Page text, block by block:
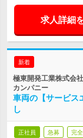
求人詳細
新着
極東開発工業株式会
カンパニー
車両の【サービス
し
正社員 急募 完